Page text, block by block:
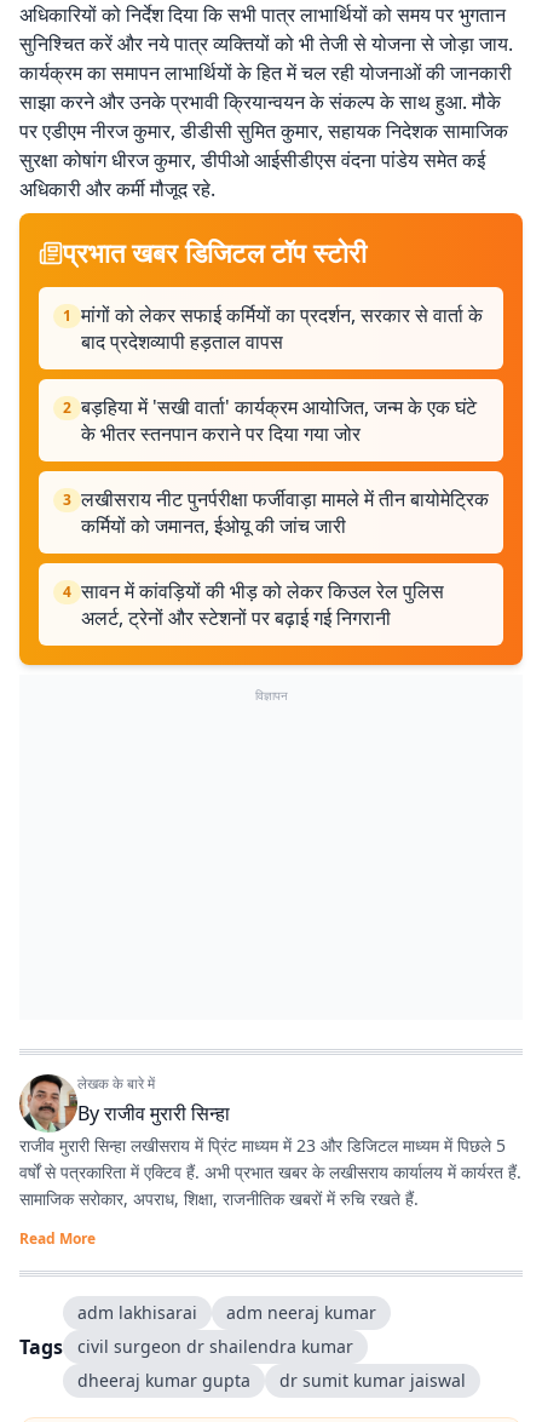
अधिकारियों को निर्देश दिया कि सभी पात्र लाभार्थियों को समय पर भुगतान
सुनिश्चित करें और नये पात्र व्यक्तियों को भी तेजी से योजना से जोड़ा जाय.
कार्यक्रम का समापन लाभार्थियों के हित में चल रही योजनाओं की जानकारी
साझा करने और उनके प्रभावी क्रियान्वयन के संकल्प के साथ हुआ. मौके
पर एडीएम नीरज कुमार, डीडीसी सुमित कुमार, सहायक निदेशक सामाजिक
सुरक्षा कोषांग धीरज कुमार, डीपीओ आईसीडीएस वंदना पांडेय समेत कई
अधिकारी और कर्मी मौजूद रहे.
प्रभात खबर डिजिटल टॉप स्टोरी
1 मांगों को लेकर सफाई कर्मियों का प्रदर्शन, सरकार से वार्ता के
बाद प्रदेशव्यापी हड़ताल वापस
2 बड़हिया में 'सखी वार्ता' कार्यक्रम आयोजित, जन्म के एक घंटे
के भीतर स्तनपान कराने पर दिया गया जोर
3 लखीसराय नीट पुनर्परीक्षा फर्जीवाड़ा मामले में तीन बायोमेट्रिक
कर्मियों को जमानत, ईओयू की जांच जारी
4 सावन में कांवड़ियों की भीड़ को लेकर किउल रेल पुलिस
अलर्ट, ट्रेनों और स्टेशनों पर बढ़ाई गई निगरानी
विज्ञापन
लेखक के बारे में
Byराजीव मुरारी सिन्हा
राजीव मुरारी सिन्हा लखीसराय में प्रिंट माध्यम में 23 और डिजिटल माध्यम में पिछले 5
वर्षों से पत्रकारिता में एक्टिव हैं. अभी प्रभात खबर के लखीसराय कार्यालय में कार्यरत हैं.
सामाजिक सरोकार, अपराध, शिक्षा, राजनीतिक खबरों में रुचि रखते हैं.
Read More
Tags
adm lakhisarai
adm neeraj kumar
civil surgeon dr shailendra kumar
dheeraj kumar gupta
dr sumit kumar jaiswal